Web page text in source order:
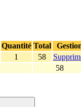
Quantité Total
1 58
58